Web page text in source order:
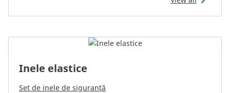
Romania
Inele elastice
Set de inele de siguranţă